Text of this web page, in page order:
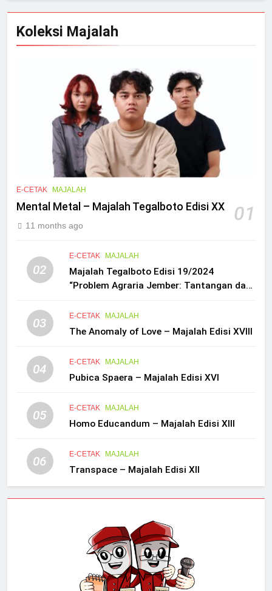
Koleksi Majalah
E-CETAK MAJALAH
Mental Metal – Majalah Tegalboto Edisi XX 01
11 months ago
02
E-CETAK MAJALAH
Majalah Tegalboto Edisi 19/2024
“Problem Agraria Jember: Tantangan dan
03 E-CETAK MAJALAH
The Anomaly of Love – Majalah Edisi XVIII
04 E-CETAK MAJALAH
Pubica Spaera – Majalah Edisi XVI
05 E-CETAK MAJALAH
Homo Educandum – Majalah Edisi XIII
06 E-CETAK MAJALAH
Transpace – Majalah Edisi XII